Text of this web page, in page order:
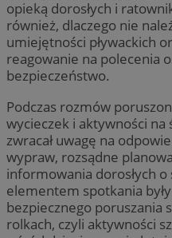
opieką dorosłych i
również, dlaczego nie
umiejętności pływackich
reagowanie na polecenia
bezpieczeństwo.
Podczas rozmów
wycieczek i aktywności
zwracał uwagę na
wypraw, rozsądne
informowania dorosłych
elementem spotkania
bezpiecznego poruszania
rolkach, czyli aktywności